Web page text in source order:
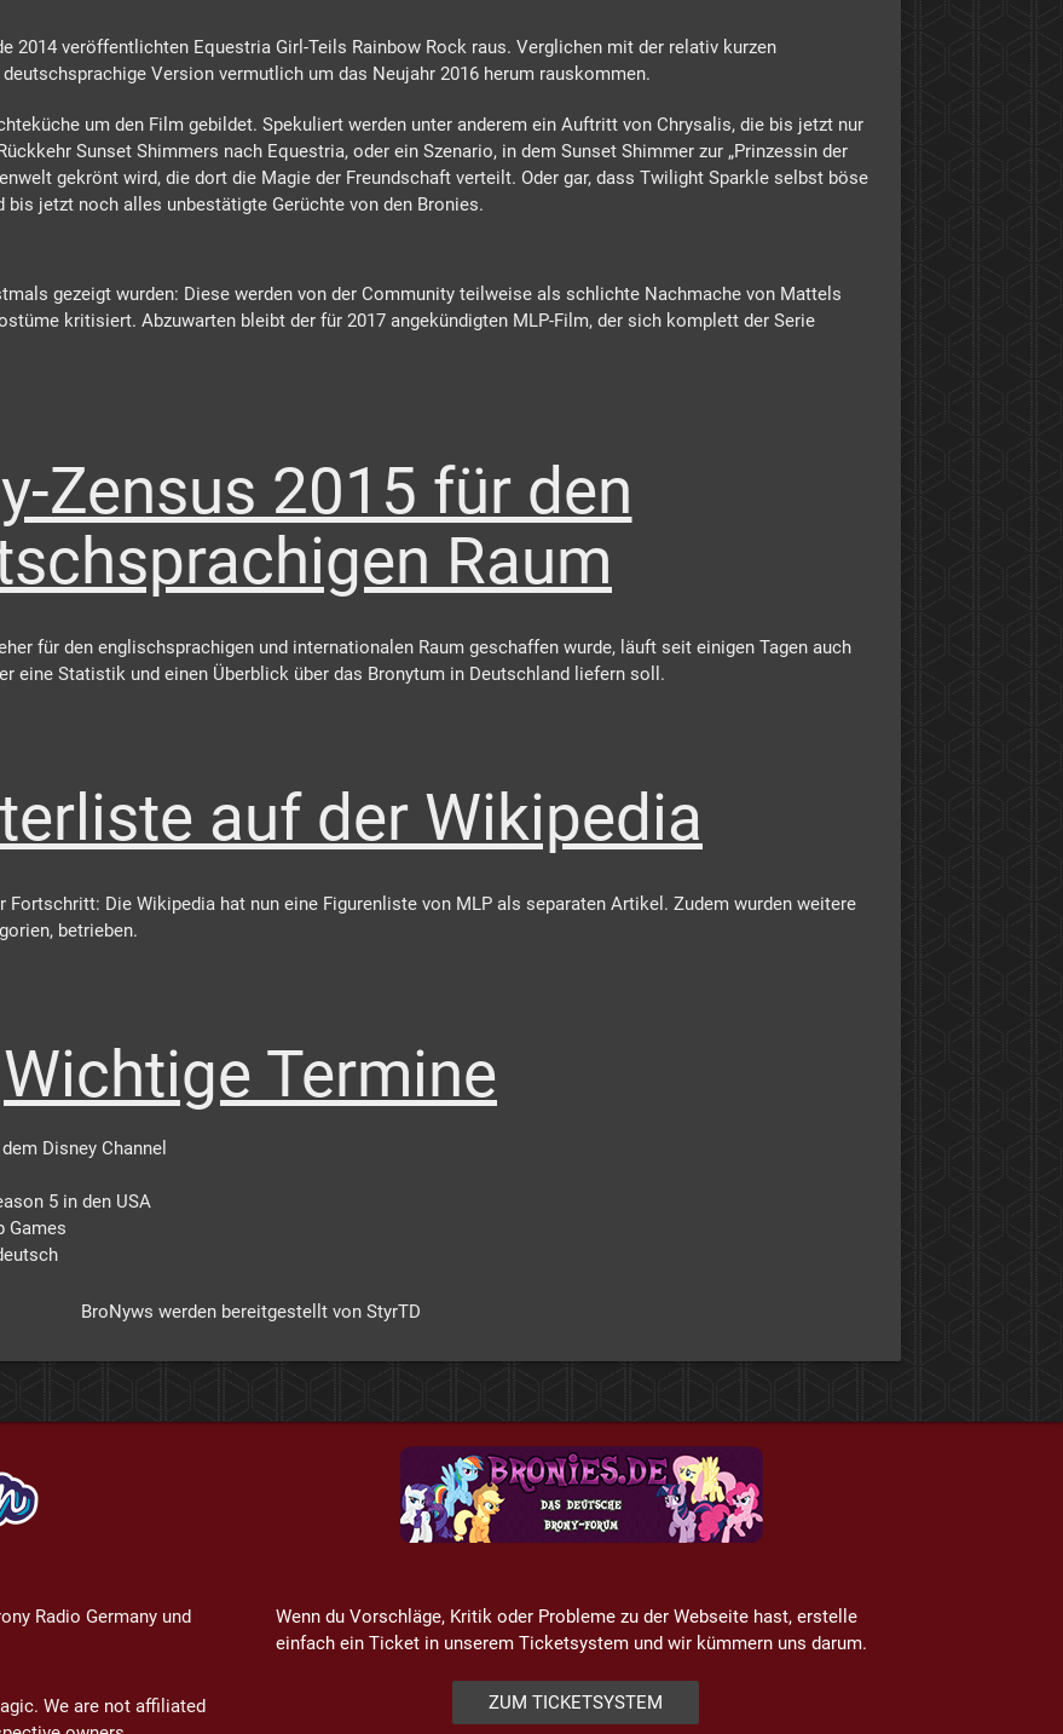
2014 veröffentlichten Equestria Girl-Teils Rainbow Rock raus. Verglichen mit der relativ kurzen
Version vermutlich um das Neujahr 2016 herum rauskommen.
um den Film gebildet. Spekuliert werden unter anderem ein Auftritt von Chrysalis, die bis jetzt nur
Sunset Shimmers nach Equestria, oder ein Szenario, in dem Sunset Shimmer zur „Prinzessin der
gekrönt wird, die dort die Magie der Freundschaft verteilt. Oder gar, dass Twilight Sparkle selbst böse
jetzt noch alles unbestätigte Gerüchte von den Bronies.
gezeigt wurden: Diese werden von der Community teilweise als schlichte Nachmache von Mattels
kritisiert. Abzuwarten bleibt der für 2017 angekündigten MLP-Film, der sich komplett der Serie
Zensus 2015 für den
Raum
für den englischsprachigen und internationalen Raum geschaffen wurde, läuft seit einigen Tagen auch
eine Statistik und einen Überblick über das Bronytum in Deutschland liefern soll.
auf der Wikipedia
Die Wikipedia hat nun eine Figurenliste von MLP als separaten Artikel. Zudem wurden weitere
betrieben.
Wichtige Termine
Disney Channel
5 in den USA
Games
BroNyws werden bereitgestellt von StyrTD
Radio Germany und
We are not affiliated
Wenn du Vorschläge, Kritik oder Probleme zu der Webseite hast, erstelle
einfach ein Ticket in unserem Ticketsystem und wir kümmern uns darum.
ZUM TICKETSYSTEM